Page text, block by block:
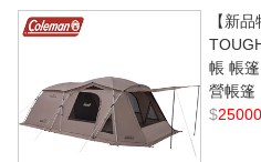
【新
帳 帳
營帳篷
$25000